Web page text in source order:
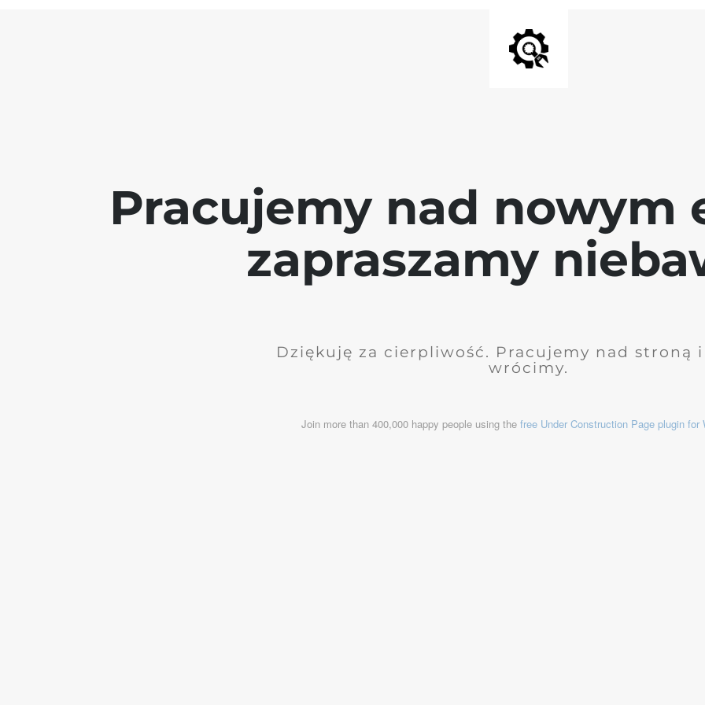
Pracujemy nad nowym
zapraszamy
Dziękuję za cierpliwość. Pracujemy nad stroną
wrócimy.
Join more than 400,000 happy people using the free Under Construction Page plugin for